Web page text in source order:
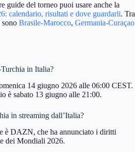
guide del torneo puoi usare anche la
calendario, risultati e dove guardarli. Tra
Brasile-Marocco, Germania-Curaçao
in Italia?
14 giugno 2026 alle 06:00 CEST.
è sabato 13 giugno alle 21:00.
in streaming dall’Italia?
è DAZN, che ha annunciato i diritti
dei Mondiali 2026.